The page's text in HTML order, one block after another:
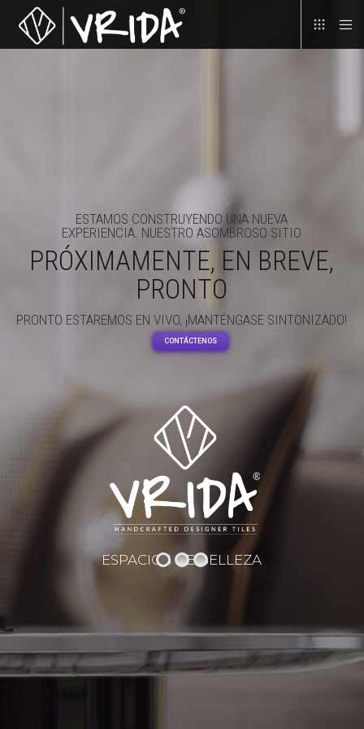
ESPACIOS DE BELLEZA
PRÓXIMAMENTE, EN BREVE,
PRONTO
ESTAMOS CONSTRUYENDO UNA NUEVA
EXPERIENCIA. NUESTRO ASOMBROSO SITIO
PRONTO ESTAREMOS EN VIVO, ¡MANTÉNGASE SINTONIZADO!
CONTÁCTENOS